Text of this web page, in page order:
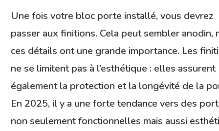
Une fois votre bloc porte installé, vous devrez
passer aux finitions. Cela peut sembler anodin,
ces détails ont une grande importance. Les
ne se limitent pas à l’esthétique : elles assurent
également la protection et la longévité de la
En 2025, il y a une forte tendance vers des
non seulement fonctionnelles mais aussi